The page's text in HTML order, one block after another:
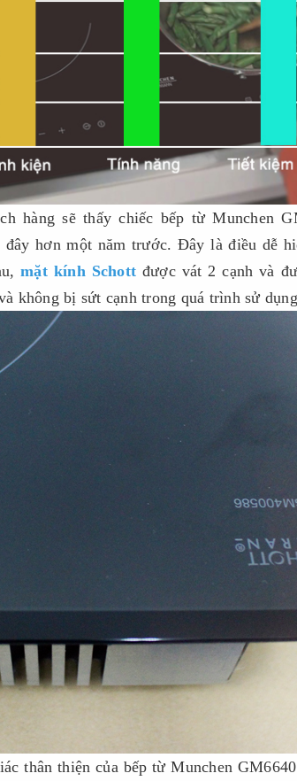
hàng sẽ thấy chiếc bếp từ Munchen
đây hơn một năm trước. Đây là điều dễ
mặt kính Schott được vát 2 cạnh và
không bị sứt cạnh trong quá trình sử
thân thiện của bếp từ Munchen